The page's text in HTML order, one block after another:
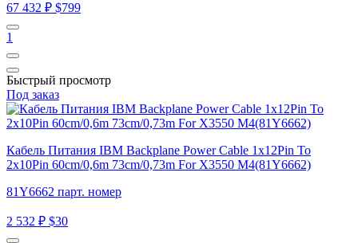
67 432 ₽ $799
1
Быстрый просмотр
Под заказ
Кабель Питания IBM Backplane Power Cable 1x12Pin To
2x10Pin 60cm/0,6m 73cm/0,73m For X3550 M4(81Y6662)
81Y6662 парт. номер
2 532 ₽ $30